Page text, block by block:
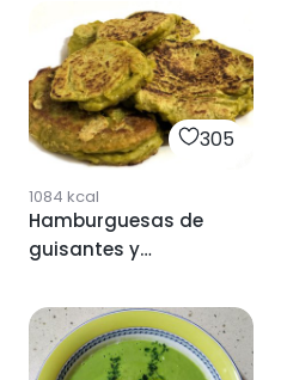
305
1084 kcal
Hamburguesas de
guisantes y